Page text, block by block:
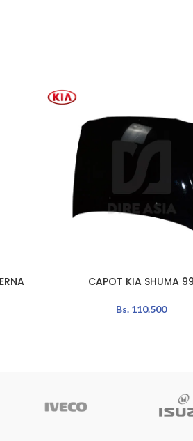
AÑADIR AL CARRITO
CAPOT KIA SHUMA 99
Bs. 110.500